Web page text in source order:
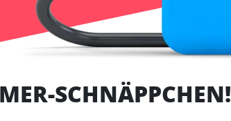
SCHNÄPPCHEN!